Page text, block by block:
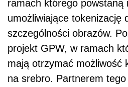
ramach którego powstaną
umożliwiające tokenizację
szczególności obrazów.
projekt GPW, w ramach
mają otrzymać możliwość
na srebro. Partnerem